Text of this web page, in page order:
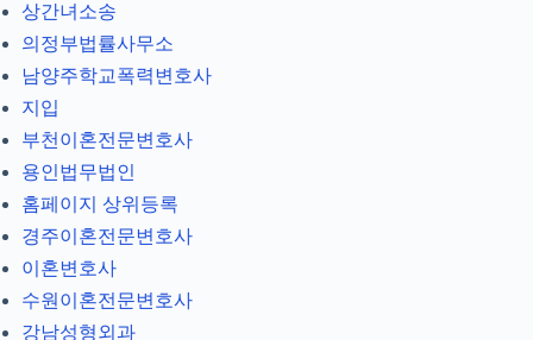
상간녀소송
의정부법률사무소
남양주학교폭력변호사
지입
부천이혼전문변호사
용인법무법인
홈페이지 상위등록
경주이혼전문변호사
이혼변호사
수원이혼전문변호사
강남성형외과